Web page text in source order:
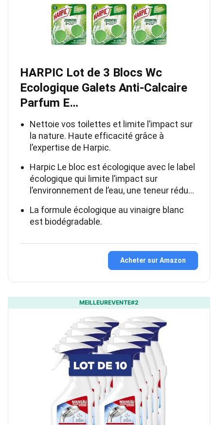
HARPIC Lot de 3 Blocs Wc
Ecologique Galets Anti-Calcaire
Parfum E…
Nettoie vos toilettes et limite l’impact sur
la nature. Haute efficacité grâce à
l’expertise de Harpic.
Harpic Le bloc est écologique avec le label
écologique qui limite l’impact sur
l’environnement de l’eau, une teneur rédu…
La formule écologique au vinaigre blanc
est biodégradable.
Acheter sur Amazon
MEILLEUREVENTE#2